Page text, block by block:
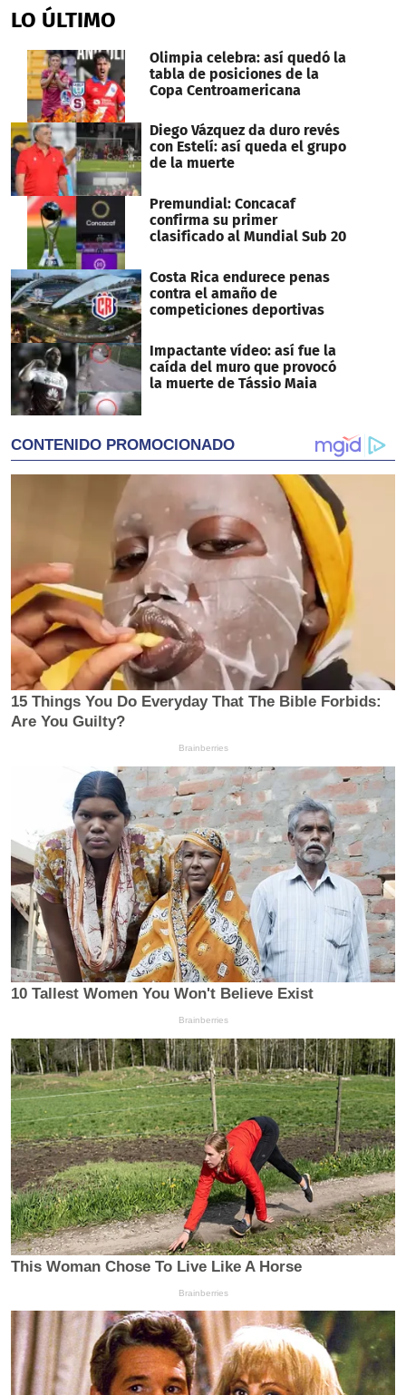
LO ÚLTIMO
Olimpia celebra: así quedó la
tabla de posiciones de la
Copa Centroamericana
Diego Vázquez da duro revés
con Estelí: así queda el grupo
de la muerte
Premundial: Concacaf
confirma su primer
clasificado al Mundial Sub 20
Costa Rica endurece penas
contra el amaño de
competiciones deportivas
Impactante vídeo: así fue la
caída del muro que provocó
la muerte de Tássio Maia